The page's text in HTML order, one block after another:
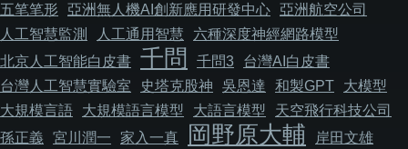
五笔笔形
亞洲無人機AI創新應用研發中心 亞洲航空公司
人工智慧監測
人工通用智慧
六種深度神經網路模型
北京人工智能白皮書 千問 千問3
台灣AI白皮書
台灣人工智慧實驗室
史塔克股神 吳恩達 和製GPT
大模型
大規模言語
大規模語言模型 大語言模型
天空飛行科技公司
孫正義
宮川潤一 家入一真 岡野原大輔
岸田文雄